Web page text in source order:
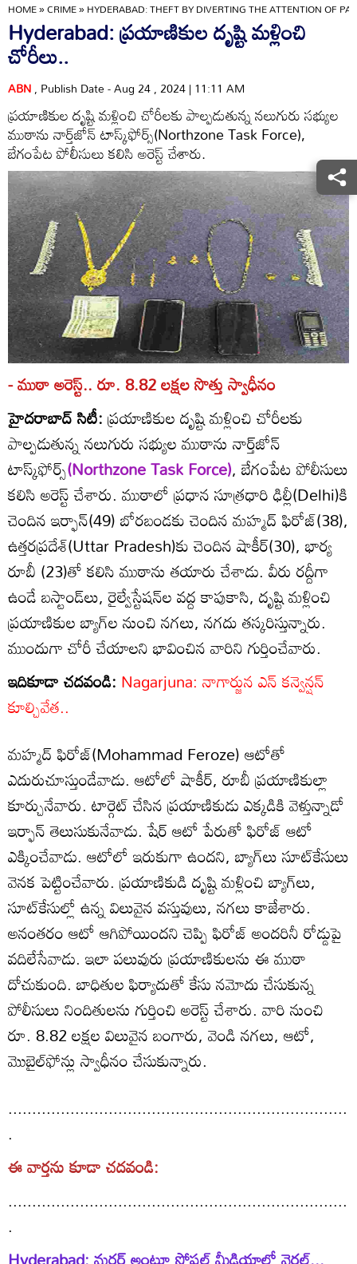
HOME»CRIME»HYDERABAD: THEFT BY DIVERTING THE ATTENTION OF
Hyderabad: ప్రయాణికుల దృష్టి మళ్లించి
చోరీలు..
ABN, Publish Date - Aug 24 , 2024 | 11:11 AM
ప్రయాణికుల దృష్టి మళ్లించి చోరీలకు పాల్పడుతున్న నలుగురు సభ్యుల
ముఠాను నార్త్‌జోన్‌ టాస్క్‌ఫోర్స్‌(Northzone Task Force),
బేగంపేట పోలీసులు కలిసి అరెస్ట్‌ చేశారు.
- ముఠా అరెస్ట్‌.. రూ. 8.82 లక్షల సొత్తు స్వాధీనం
హైదరాబాద్‌ సిటీ:ప్రయాణికుల దృష్టి మళ్లించి చోరీలకు
పాల్పడుతున్న నలుగురు సభ్యుల ముఠాను నార్త్‌జోన్‌
టాస్క్‌ఫోర్స్‌(Northzone Task Force), బేగంపేట పోలీసులు
కలిసి అరెస్ట్‌ చేశారు. ముఠాలో ప్రధాన సూత్రధారి ఢిల్లీ(Delhi)కి
చెందిన ఇర్ఫాన్‌(49) బోరబండకు చెందిన మహ్మద్‌ ఫిరోజ్‌(38),
ఉత్తరప్రదేశ్‌(Uttar Pradesh)కు చెందిన షాకీర్‌(30), భార్య
రూబీ (23)తో కలిసి ముఠాను తయారు చేశాడు. వీరు రద్దీగా
ఉండే బస్టాండ్‌లు, రైల్వేస్టేషన్‌ల వద్ద కాపుకాసి, దృష్టి మళ్లించి
ప్రయాణికుల బ్యాగ్‌ల నుంచి నగలు, నగదు తస్కరిస్తున్నారు.
ముందుగా చోరీ చేయాలని భావించిన వారిని గుర్తించేవారు.
ఇదికూడా చదవండి: Nagarjuna: నాగార్జున ఎన్ కన్వెన్షన్
కూల్చివేత..
మహ్మద్‌ ఫిరోజ్‌(Mohammad Feroze) ఆటోతో
ఎదురుచూస్తుండేవాడు. ఆటోలో షాకీర్‌, రూబీ ప్రయాణికుల్లా
కూర్చునేవారు. టార్గెట్‌ చేసిన ప్రయాణికుడు ఎక్కడికి వెళ్తున్నాడో
ఇర్ఫాన్‌ తెలుసుకునేవాడు. షేర్‌ ఆటో పేరుతో ఫిరోజ్‌ ఆటో
ఎక్కించేవాడు. ఆటోలో ఇరుకుగా ఉందని, బ్యాగ్‌లు సూట్‌కేసులు
వెనక పెట్టించేవారు. ప్రయాణికుడి దృష్టి మళ్లించి బ్యాగ్‌లు,
సూట్‌కేసుల్లో ఉన్న విలువైన వస్తువులు, నగలు కాజేశారు.
అనంతరం ఆటో ఆగిపోయిందని చెప్పి ఫిరోజ్‌ అందరినీ రోడ్డుపై
వదిలేసేవాడు. ఇలా పలువురు ప్రయాణికులను ఈ ముఠా
దోచుకుంది. బాధితుల ఫిర్యాదుతో కేసు నమోదు చేసుకున్న
పోలీసులు నిందితులను గుర్తించి అరెస్ట్‌ చేశారు. వారి నుంచి
రూ. 8.82 లక్షల విలువైన బంగారు, వెండి నగలు, ఆటో,
మొబైల్‌ఫోన్లు స్వాధీనం చేసుకున్నారు.
.......................................................................
.
ఈ వార్తను కూడా చదవండి:
.......................................................................
.